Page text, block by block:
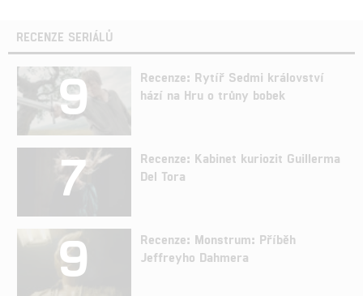
RECENZE SERIÁLŮ
9
Recenze: Rytíř Sedmi království
hází na Hru o trůny bobek
7
Recenze: Kabinet kuriozit Guillerma
Del Tora
9
Recenze: Monstrum: Příběh
Jeffreyho Dahmera